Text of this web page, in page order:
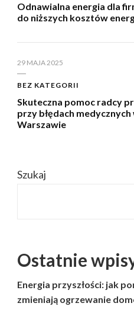
Odnawialna energia dla
do niższych kosztów
29 MAJA 2025
BEZ KATEGORII
Skuteczna pomoc radcy
przy błędach medycznych
Warszawie
Szukaj
Ostatnie
Energia przyszłości: jak
zmieniają ogrzewanie